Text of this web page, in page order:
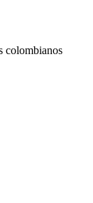
colombianos